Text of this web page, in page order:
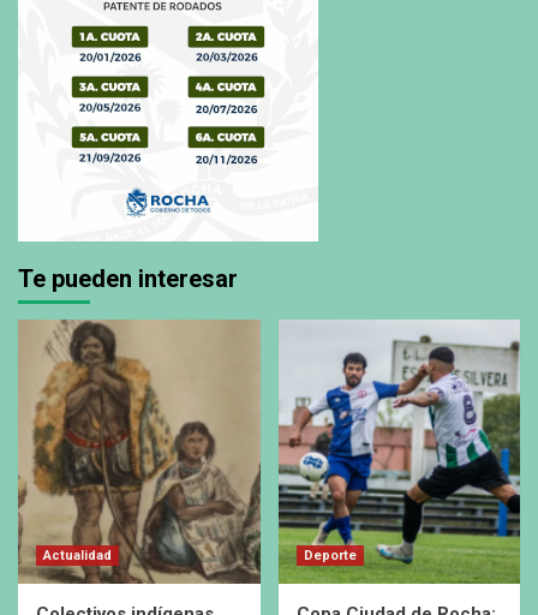
Te pueden interesar
Actualidad Deporte